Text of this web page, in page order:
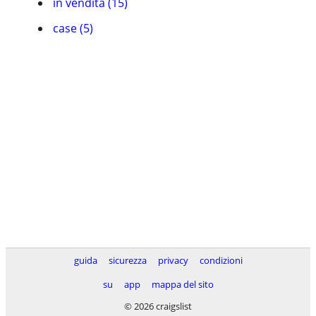
case (5)
guida sicurezza privacy
condizioni
su
app
mappa del sito
© 2026 craigslist